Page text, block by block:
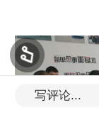
写评论...